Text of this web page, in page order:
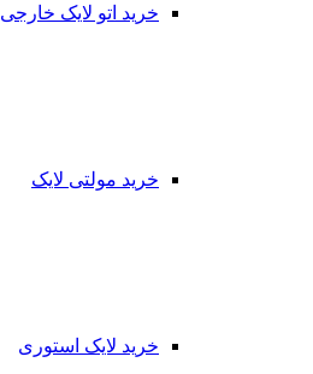
خرید اتو لایک خارجی
خرید مولتی لایک
خرید لایک استوری